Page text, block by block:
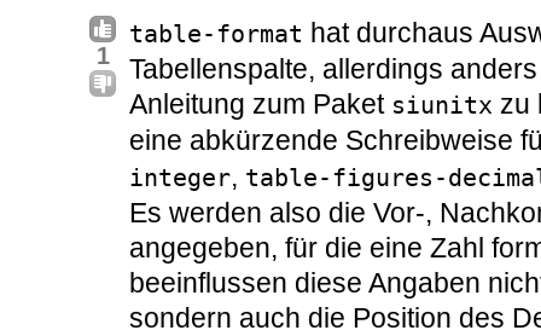
1
table-format hat durchaus
Tabellenspalte, allerdings
Anleitung zum Paket siunitx zu
eine abkürzende Schreibweise
integer, table-figures-
Es werden also die Vor-,
angegeben, für die eine Zahl
beeinflussen diese Angaben
sondern auch die Position des